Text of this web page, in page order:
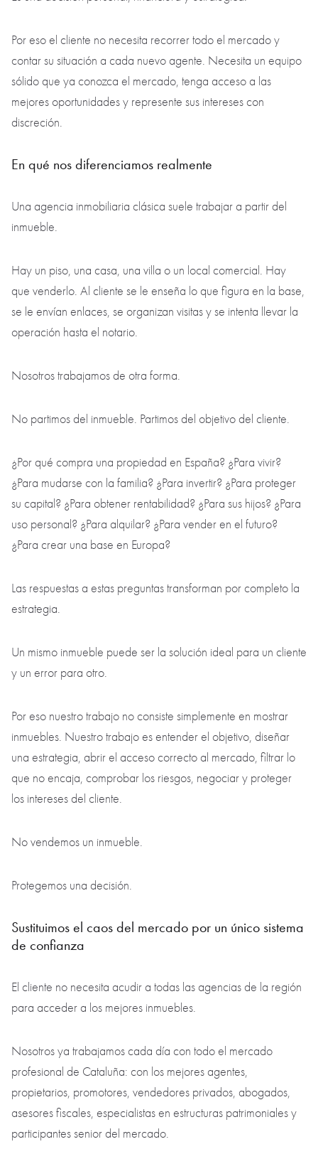
Por eso el cliente no necesita recorrer todo el mercado y
contar su situación a cada nuevo agente. Necesita un equipo
sólido que ya conozca el mercado, tenga acceso a las
mejores oportunidades y represente sus intereses con
discreción.
En qué nos diferenciamos realmente
Una agencia inmobiliaria clásica suele trabajar a partir del
inmueble.
Hay un piso, una casa, una villa o un local comercial. Hay
que venderlo. Al cliente se le enseña lo que figura en la base,
se le envían enlaces, se organizan visitas y se intenta llevar la
operación hasta el notario.
Nosotros trabajamos de otra forma.
No partimos del inmueble. Partimos del objetivo del cliente.
¿Por qué compra una propiedad en España? ¿Para vivir?
¿Para mudarse con la familia? ¿Para invertir? ¿Para proteger
su capital? ¿Para obtener rentabilidad? ¿Para sus hijos? ¿Para
uso personal? ¿Para alquilar? ¿Para vender en el futuro?
¿Para crear una base en Europa?
Las respuestas a estas preguntas transforman por completo la
estrategia.
Un mismo inmueble puede ser la solución ideal para un cliente
y un error para otro.
Por eso nuestro trabajo no consiste simplemente en mostrar
inmuebles. Nuestro trabajo es entender el objetivo, diseñar
una estrategia, abrir el acceso correcto al mercado, filtrar lo
que no encaja, comprobar los riesgos, negociar y proteger
los intereses del cliente.
No vendemos un inmueble.
Protegemos una decisión.
Sustituimos el caos del mercado por un único sistema
de confianza
El cliente no necesita acudir a todas las agencias de la región
para acceder a los mejores inmuebles.
Nosotros ya trabajamos cada día con todo el mercado
profesional de Cataluña: con los mejores agentes,
propietarios, promotores, vendedores privados, abogados,
asesores fiscales, especialistas en estructuras patrimoniales y
participantes senior del mercado.